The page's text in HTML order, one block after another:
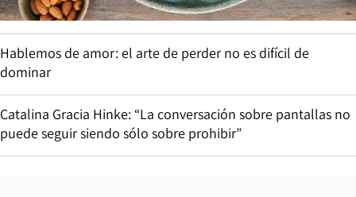
Hablemos de amor: el arte de perder no es difícil de
dominar
Catalina Gracia Hinke: “La conversación sobre pantallas no
puede seguir siendo sólo sobre prohibir”